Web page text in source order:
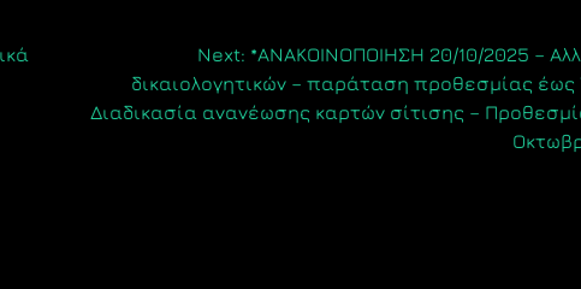
Next: *ΑΝΑΚΟΙΝΟΠΟΙΗΣΗ 20/10/2025 –
δικαιολογητικών – παράταση προθεσμίας έως
Διαδικασία ανανέωσης καρτών σίτισης –